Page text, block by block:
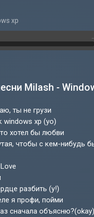
xp
Milash -
ты не грузи
xp (yo)
хотел бы любви
чтобы с кем-нибудь
разбить (y!)
я профи, пойми
сначала объясню?(okay)